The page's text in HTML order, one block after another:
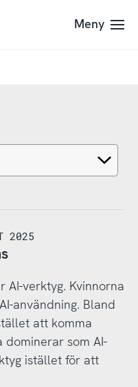
Meny
2025
AI-verktyg. Kvinnorna
användning. Bland
att komma
som AI-
istället för att